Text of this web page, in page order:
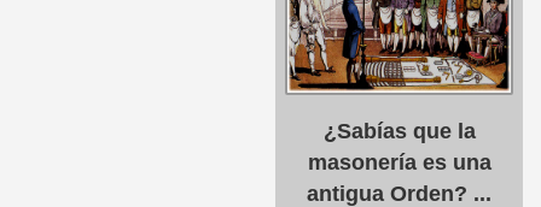
¿Sabías que la
masonería es una
antigua Orden? ...